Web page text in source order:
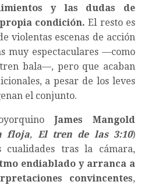
y las dudas de
condición. El resto es
violentas escenas de acción
muy espectaculares —como
bala—, pero que acaban
a pesar de los leves
el conjunto.
James Mangold
floja, El tren de las 3:10)
cualidades tras la cámara,
endiablado y arranca a
convincentes,